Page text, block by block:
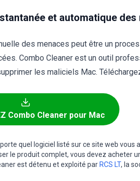
et automatique
des menaces peut être un
Combo Cleaner est un outil
les maliciels Mac.
Combo Cleaner pour Mac
quel logiciel listé sur ce site web vous
le produit complet, vous devez acheter
est détenu et exploité par RCS LT, la